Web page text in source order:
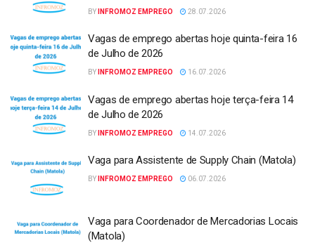
BY INFROMOZ EMPREGO 28.07.2026
Vagas de emprego abertas hoje quinta-feira 16
de Julho de 2026
BY INFROMOZ EMPREGO 16.07.2026
Vagas de emprego abertas hoje terça-feira 14
de Julho de 2026
BY INFROMOZ EMPREGO 14.07.2026
Vaga para Assistente de Supply Chain (Matola)
BY INFROMOZ EMPREGO 06.07.2026
Vaga para Coordenador de Mercadorias Locais
(Matola)